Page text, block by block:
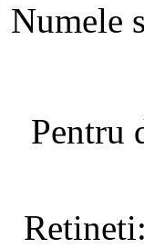
Numele
Pentru